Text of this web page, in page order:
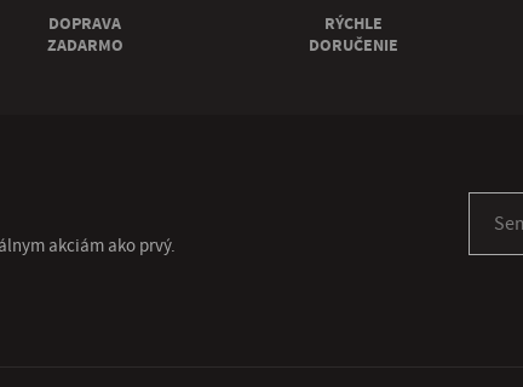
DOPRAVA
ZADARMO
RÝCHLE
DORUČENIE
akciám ako prvý.